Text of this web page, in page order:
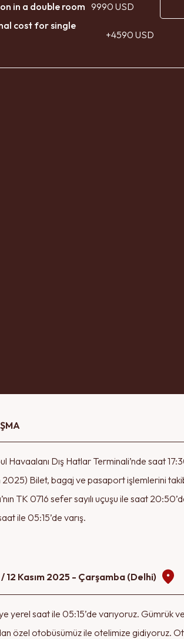
in a double room 9990 USD
cost for single
+4590 USD
Havaalanı Dış Hatlar Terminali’nde saat
2025) Bilet, bagaj ve pasaport işlemlerini
TK 0716 sefer sayılı uçuşu ile saat
ile 05:15’de varış.
/ 12 Kasım 2025 - Çarşamba (Delhi)
yerel saat ile 05:15’de varıyoruz. Gümrük
özel otobüsümüz ile otelimize gidiyoruz.